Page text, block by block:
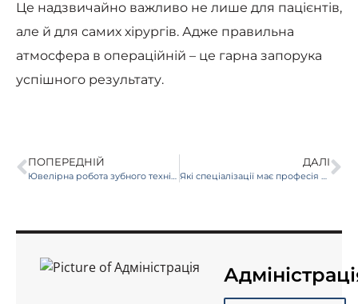
Це надзвичайно важливо не лише для пацієнтів,
але й для самих хірургів. Адже правильна
атмосфера в операційній – це гарна запорука
успішного результату.
ПОПЕРЕДНІЙ
Ювелірна робота зубного техніка
ДАЛІ
Які спеціалізації має професія медсестри?